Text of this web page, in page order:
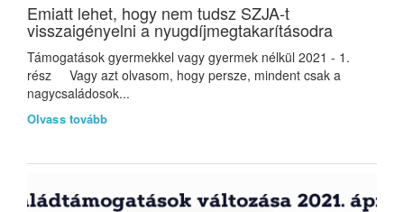
Emiatt lehet, hogy nem tudsz SZJA-t
visszaigényelni a nyugdíjmegtakarításodra
Támogatások gyermekkel vagy gyermek nélkül 2021 - 1.
rész Vagy azt olvasom, hogy persze, mindent csak a
nagycsaládosok...
Olvass tovább